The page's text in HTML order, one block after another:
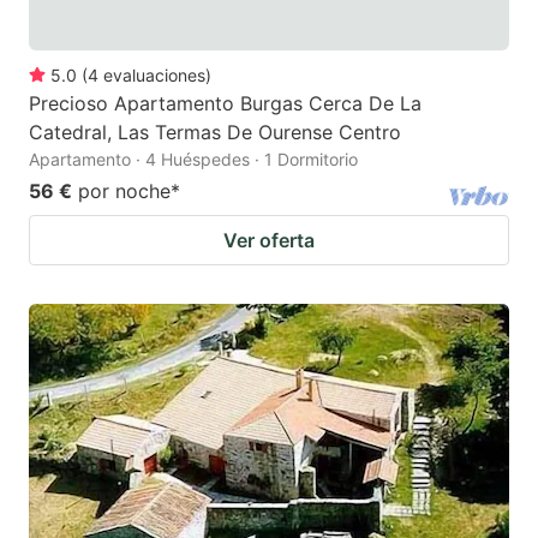
5.0 (4 evaluaciones)
Precioso Apartamento Burgas Cerca De La
Catedral, Las Termas De Ourense Centro
Apartamento · 4 Huéspedes · 1 Dormitorio
56 € por noche*
Ver oferta